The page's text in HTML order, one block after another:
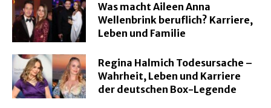
Was macht Aileen Anna
Wellenbrink beruflich? Karriere,
Leben und Familie
Regina Halmich Todesursache –
Wahrheit, Leben und Karriere
der deutschen Box-Legende